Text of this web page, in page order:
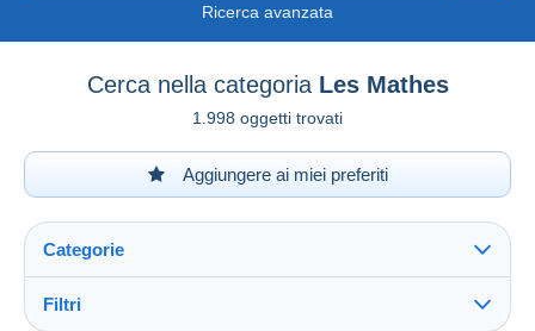
Ricerca avanzata
Cerca nella categoria Les Mathes
1.998 oggetti trovati
Aggiungere ai miei preferiti
Categorie
Filtri